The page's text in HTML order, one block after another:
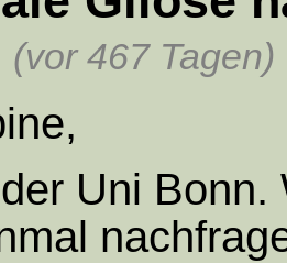
(vor 467 Tagen)
Uni